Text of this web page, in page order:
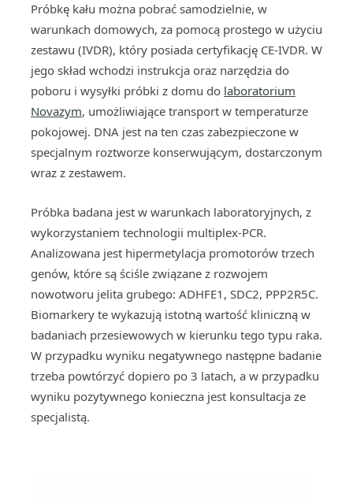
Próbkę kału można pobrać samodzielnie, w
warunkach domowych, za pomocą prostego w użyciu
zestawu (IVDR), który posiada certyfikację CE-IVDR. W
jego skład wchodzi instrukcja oraz narzędzia do
poboru i wysyłki próbki z domu do laboratorium
Novazym, umożliwiające transport w temperaturze
pokojowej. DNA jest na ten czas zabezpieczone w
specjalnym roztworze konserwującym, dostarczonym
wraz z zestawem.
Próbka badana jest w warunkach laboratoryjnych, z
wykorzystaniem technologii multiplex-PCR.
Analizowana jest hipermetylacja promotorów trzech
genów, które są ściśle związane z rozwojem
nowotworu jelita grubego: ADHFE1, SDC2, PPP2R5C.
Biomarkery te wykazują istotną wartość kliniczną w
badaniach przesiewowych w kierunku tego typu raka.
W przypadku wyniku negatywnego następne badanie
trzeba powtórzyć dopiero po 3 latach, a w przypadku
wyniku pozytywnego konieczna jest konsultacja ze
specjalistą.